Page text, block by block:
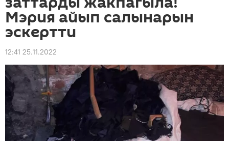
Мэрия айып салынарын
эскертти
12:41 25.11.2022